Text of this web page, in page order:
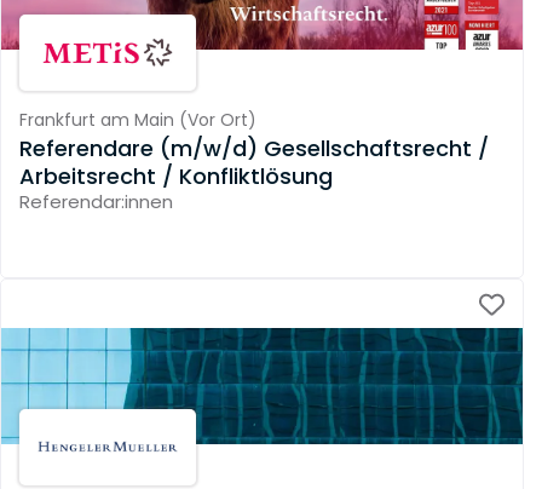
Frankfurt am Main (Vor Ort)
Referendare (m/w/d) Gesellschaftsrecht /
Arbeitsrecht / Konfliktlösung
Referendar:innen